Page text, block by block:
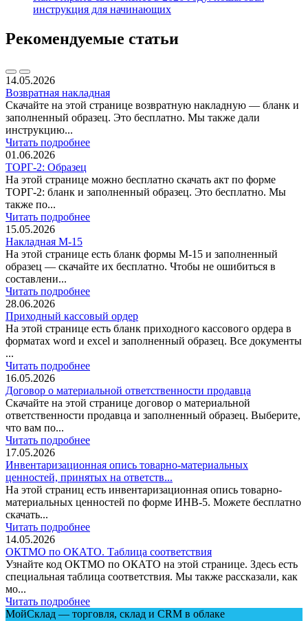
инструкция для начинающих
Рекомендуемые статьи
14.05.2026
Возвратная накладная
Скачайте на этой странице возвратную накладную — бланк и
заполненный образец. Это бесплатно. Мы также дали
инструкцию...
Читать подробнее
01.06.2026
ТОРГ-2: Образец
На этой странице можно бесплатно скачать акт по форме
ТОРГ-2: бланк и заполненный образец. Это бесплатно. Мы
также по...
Читать подробнее
15.05.2026
Накладная М-15
На этой странице есть бланк формы М-15 и заполненный
образец — скачайте их бесплатно. Чтобы не ошибиться в
составлени...
Читать подробнее
28.06.2026
Приходный кассовый ордер
На этой странице есть бланк приходного кассового ордера в
форматах word и excel и заполненный образец. Все документы
...
Читать подробнее
16.05.2026
Договор о материальной ответственности продавца
Скачайте на этой странице договор о материальной
ответственности продавца и заполненный образец. Выберите,
что вам по...
Читать подробнее
17.05.2026
Инвентаризационная опись товарно-материальных
ценностей, принятых на ответств...
На этой страниц есть инвентаризационная опись товарно-
материальных ценностей по форме ИНВ-5. Можете бесплатно
скачать...
Читать подробнее
14.05.2026
ОКТМО по ОКАТО. Таблица соответствия
Узнайте код ОКТМО по ОКАТО на этой странице. Здесь есть
специальная таблица соответствия. Мы также рассказали, как
мо...
Читать подробнее
МойСклад — торговля, склад и CRM в облаке